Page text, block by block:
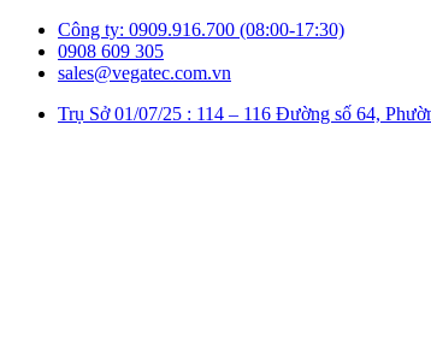
Công ty: 0909.916.700 (08:00-17:30)
0908 609 305
sales@vegatec.com.vn
Trụ Sở 01/07/25 : 114 – 116 Đường số 64,